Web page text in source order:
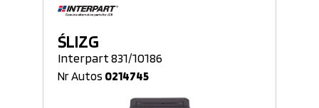
ŚLIZG
Interpart 831/10186
Nr Autos 0214745